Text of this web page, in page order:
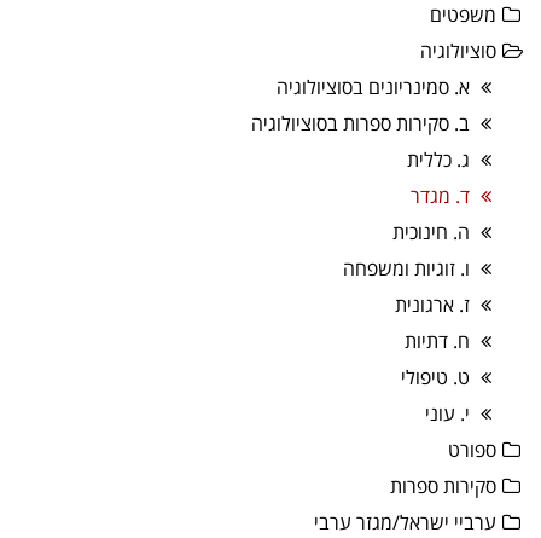
משפטים
סוציולוגיה
א. סמינריונים בסוציולוגיה
ב. סקירות ספרות בסוציולוגיה
ג. כללית
ד. מגדר
ה. חינוכית
ו. זוגיות ומשפחה
ז. ארגונית
ח. דתיות
ט. טיפולי
י. עוני
ספורט
סקירות ספרות
ערביי ישראל/מגזר ערבי